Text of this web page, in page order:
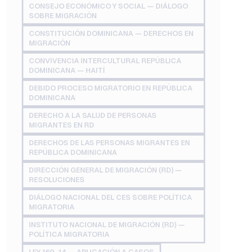
CONSEJO ECONÓMICO Y SOCIAL — DIÁLOGO
SOBRE MIGRACIÓN
CONSTITUCIÓN DOMINICANA — DERECHOS EN
MIGRACIÓN
CONVIVENCIA INTERCULTURAL REPÚBLICA
DOMINICANA — HAITÍ
DEBIDO PROCESO MIGRATORIO EN REPÚBLICA
DOMINICANA
DERECHO A LA SALUD DE PERSONAS
MIGRANTES EN RD
DERECHOS DE LAS PERSONAS MIGRANTES EN
REPÚBLICA DOMINICANA
DIRECCIÓN GENERAL DE MIGRACIÓN (RD) —
RESOLUCIONES
DIÁLOGO NACIONAL DEL CES SOBRE POLÍTICA
MIGRATORIA
INSTITUTO NACIONAL DE MIGRACIÓN (RD) —
POLÍTICA MIGRATORIA